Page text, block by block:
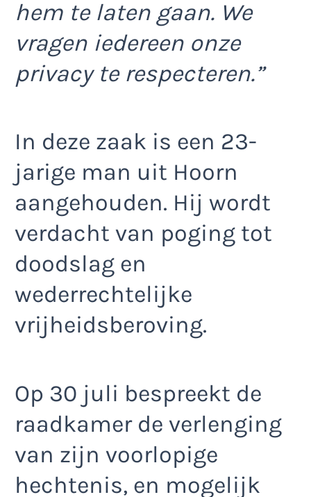
hem te laten gaan. We
vragen iedereen onze
privacy te respecteren.”
In deze zaak is een 23-
jarige man uit Hoorn
aangehouden. Hij wordt
verdacht van poging tot
doodslag en
wederrechtelijke
vrijheidsberoving.
Op 30 juli bespreekt de
raadkamer de verlenging
van zijn voorlopige
hechtenis, en mogelijk